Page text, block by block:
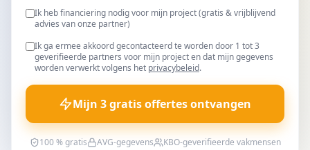
Ik heb financiering nodig voor mijn project (gratis & vrijblijvend
advies van onze partner)
Ik ga ermee akkoord gecontacteerd te worden door 1 tot 3
geverifieerde partners voor mijn project en dat mijn gegevens
worden verwerkt volgens het privacybeleid.
Mijn 3 gratis offertes ontvangen
100 % gratis AVG-gegevens KBO-geverifieerde vakmensen